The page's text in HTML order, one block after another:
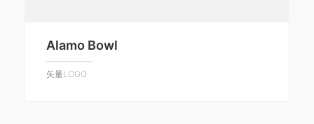
Alamo Bowl
矢量LOGO